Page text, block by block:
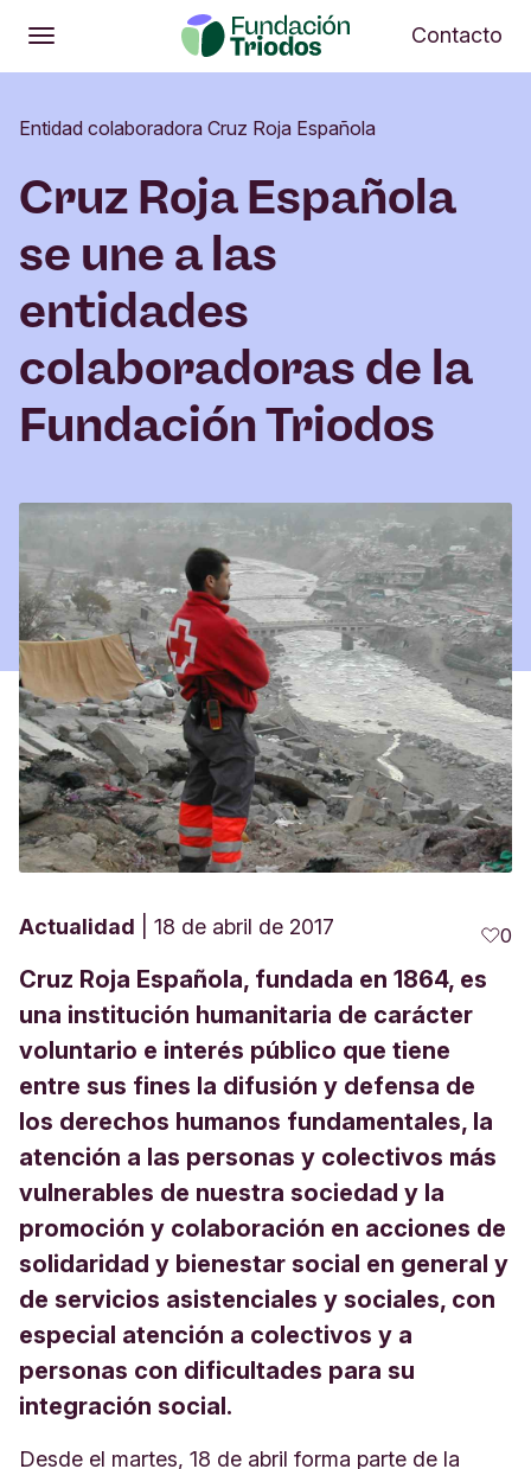
Abrir
Menú principal
Abrir
Contacto
Entidad colaboradora Cruz Roja Española
Cruz Roja Española
se une a las
entidades
colaboradoras de la
Fundación Triodos
Actualidad 18 de abril de 2017 0
Cruz Roja Española, fundada en 1864, es
una institución humanitaria de carácter
voluntario e interés público que tiene
entre sus fines la difusión y defensa de
los derechos humanos fundamentales, la
atención a las personas y colectivos más
vulnerables de nuestra sociedad y la
promoción y colaboración en acciones de
solidaridad y bienestar social en general y
de servicios asistenciales y sociales, con
especial atención a colectivos y a
personas con dificultades para su
integración social.
Desde el martes, 18 de abril forma parte de la